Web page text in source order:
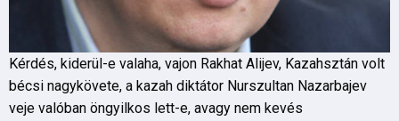
Kérdés, kiderül-e valaha, vajon Rakhat Alijev, Kazahsztán volt
bécsi nagykövete, a kazah diktátor Nurszultan Nazarbajev
veje valóban öngyilkos lett-e, avagy nem kevés